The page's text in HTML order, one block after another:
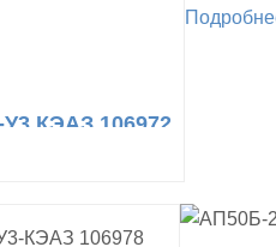
КЭАЗ 106972